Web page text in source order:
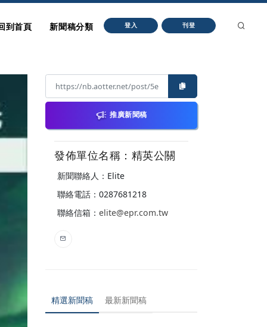
到首頁 新聞稿分類 登入 刊登
推廣新聞稿
發佈單位名稱：精英公關
新聞聯絡人：Elite
聯絡電話：0287681218
聯絡信箱： elite@epr.com.tw
精選新聞稿 最新新聞稿